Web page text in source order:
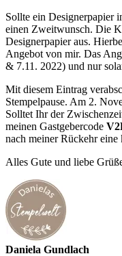
Sollte ein Designerpapier
einen Zweitwunsch. Die
Designerpapier aus.
Angebot von mir. Das
& 7.11. 2022) und nur
Mit diesem Eintrag
Stempelpause. Am 2.
Solltet Ihr der
meinen Gastgebercode
nach meiner Rückehr
Alles Gute und liebe
Daniela Gundlach